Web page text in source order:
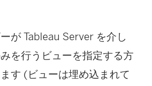
が Tableau Server を介し
を行うビューを指定する方
す (ビューは埋め込まれて